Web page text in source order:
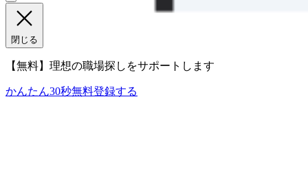
閉じる
【無料】理想の職場探しをサポートします
かんたん30秒無料登録する